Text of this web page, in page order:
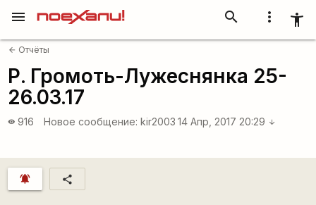
more_vert accessibility_new
search
menu
arrow_back Отчёты
Р. Громоть-Лужеснянка 25-
26.03.17
visibility 916 Новое сообщение: kir2003 14 Апр, 2017 20:29 arrow_downward
notifications_active share